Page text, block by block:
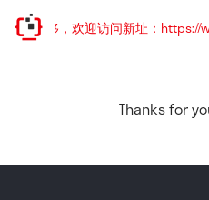
址已迁移，欢迎访问新址：https://
Thanks for